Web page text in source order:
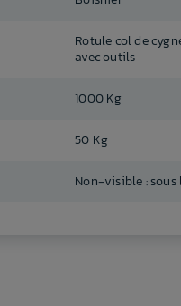
Rotule col de
avec outils
1000 Kg
50 Kg
Non-visible : sous